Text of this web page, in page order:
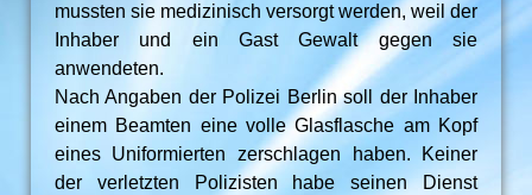
mussten sie medizinisch versorgt werden, weil der
Inhaber und ein Gast Gewalt gegen sie
anwendeten.
Nach Angaben der Polizei Berlin soll der Inhaber
einem Beamten eine volle Glasflasche am Kopf
eines Uniformierten zerschlagen haben. Keiner
der verletzten Polizisten habe seinen Dienst